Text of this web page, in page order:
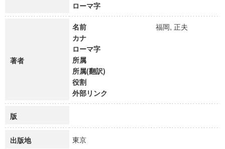
ローマ字
著者
名前
福岡, 正夫
カナ
ローマ字
所属
所属(翻訳)
役割
外部リンク
版
出版地 東京